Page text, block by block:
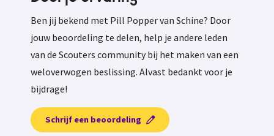
Ben jij bekend met Pill Popper van Schine? Door
jouw beoordeling te delen, help je andere leden
van de Scouters community bij het maken van een
weloverwogen beslissing. Alvast bedankt voor je
bijdrage!
Schrijf een beoordeling